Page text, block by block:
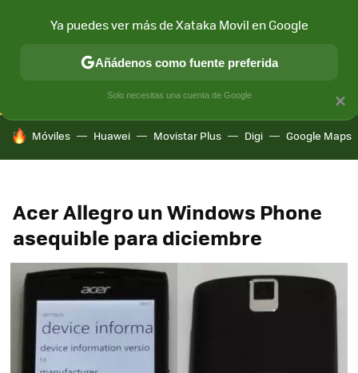
CONECTIVIDAD MÓVIL Y SOCIEDAD APLICACIONES
HOY SE HABLA DE
Móviles Huawei Movistar Plus Digi Google Maps
Acer Allegro un Windows Phone
asequible para diciembre
×
Ya puedes ver más de Xataka Movil en Google
Añádenos como fuente preferida
Solo necesitas una cuenta de Google